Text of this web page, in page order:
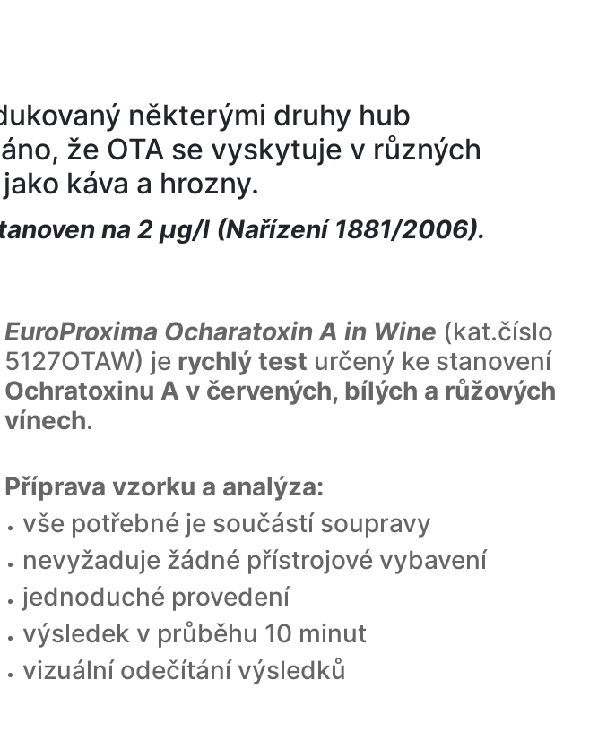
některými druhy hub
že OTA se vyskytuje v různých
káva a hrozny.
na 2 μg/l (Nařízení 1881/2006).
EuroProxima Ocharatoxin A in Wine (kat.číslo
5127OTAW) je rychlý test určený ke stanovení
Ochratoxinu A v červených, bílých a růžových
vínech.
Příprava vzorku a analýza:
vše potřebné je součástí soupravy
nevyžaduje žádné přístrojové vybavení
jednoduché provedení
výsledek v průběhu 10 minut
vizuální odečítání výsledků